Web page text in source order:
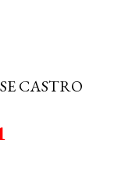
CASTRO